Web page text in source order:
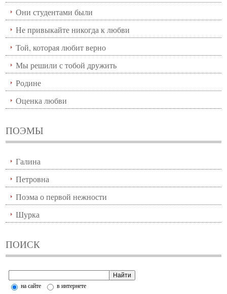
Они студентами были
Не привыкайте никогда к любви
Той, которая любит верно
Мы решили с тобой дружить
Родине
Оценка любви
ПОЭМЫ
Галина
Петровна
Поэма о первой нежности
Шурка
ПОИСК
на сайте в интернете